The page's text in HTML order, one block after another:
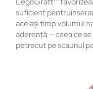
suficient
același timp volumul
aderență—ceeace
petrecutpescaunul